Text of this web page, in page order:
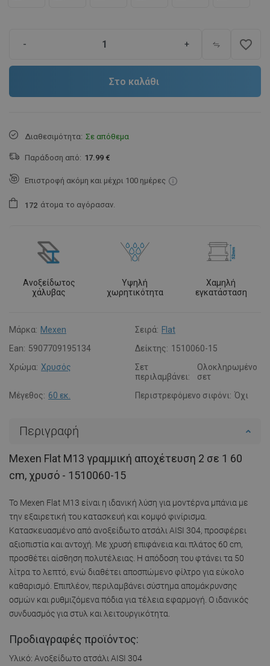
- + favorite_border
Στο καλάθι
Διαθεσιμότητα: Σε απόθεμα
Παράδοση από: 17.99 €
Επιστροφή ακόμη και μέχρι 100 ημέρες
1 72 άτομα το αγόρασαν.
Ανοξείδωτος
χάλυβας
Υψηλή
χωρητικότητα
Χαμηλή
εγκατάσταση
Μάρκα: Mexen Σειρά: Flat
Ean: 5907709195134 Δείκτης: 1510060-15
Χρώμα: Χρυσός
Σετ
περιλαμβάνει:
Ολοκληρωμένο
σετ
Μέγεθος: 60 εκ. Περιστρεφόμενο σιφόνι: Όχι
Περιγραφή
Mexen Flat M13 γραμμική αποχέτευση 2 σε 1 60
cm, χρυσό - 1510060-15
Το Mexen Flat M13 είναι η ιδανική λύση για μοντέρνα μπάνια με
την εξαιρετική του κατασκευή και κομψό φινίρισμα.
Κατασκευασμένο από ανοξείδωτο ατσάλι AISI 304, προσφέρει
αξιοπιστία και αντοχή. Με χρυσή επιφάνεια και πλάτος 60 cm,
προσθέτει αίσθηση πολυτέλειας. Η απόδοση του φτάνει τα 50
λίτρα το λεπτό, ενώ διαθέτει αποσπώμενο φίλτρο για εύκολο
καθαρισμό. Επιπλέον, περιλαμβάνει σύστημα απομάκρυνσης
οσμών και ρυθμιζόμενα πόδια για τέλεια εφαρμογή. Ο ιδανικός
συνδυασμός για στυλ και λειτουργικότητα.
Προδιαγραφές προϊόντος:
Υλικό: Ανοξείδωτο ατσάλι AISI 304